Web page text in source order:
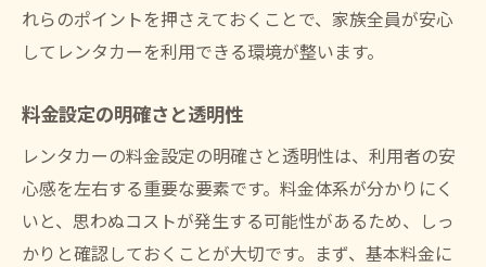
れらのポイントを押さえておくことで、家族全員が安心
してレンタカーを利用できる環境が整います。
料金設定の明確さと透明性
レンタカーの料金設定の明確さと透明性は、利用者の安
心感を左右する重要な要素です。料金体系が分かりにく
いと、思わぬコストが発生する可能性があるため、しっ
かりと確認しておくことが大切です。まず、基本料金に